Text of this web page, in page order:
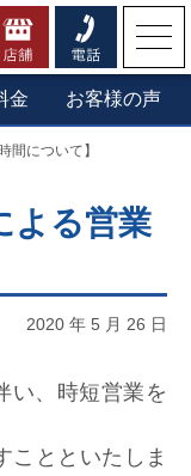
金 お客様の声
問合せ
19:30）
間について】
よる営業
2020 年 5 月 26 日
い、時短営業を
ことといたしま